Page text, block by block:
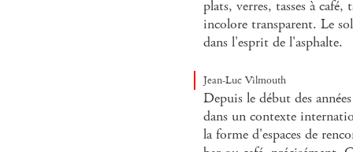
plats, verres, tasses à
incolore transparent. Le
dans l'esprit de l'asphalte.
Jean-Luc Vilmouth
Depuis le début des
dans un contexte
la forme d'espaces de